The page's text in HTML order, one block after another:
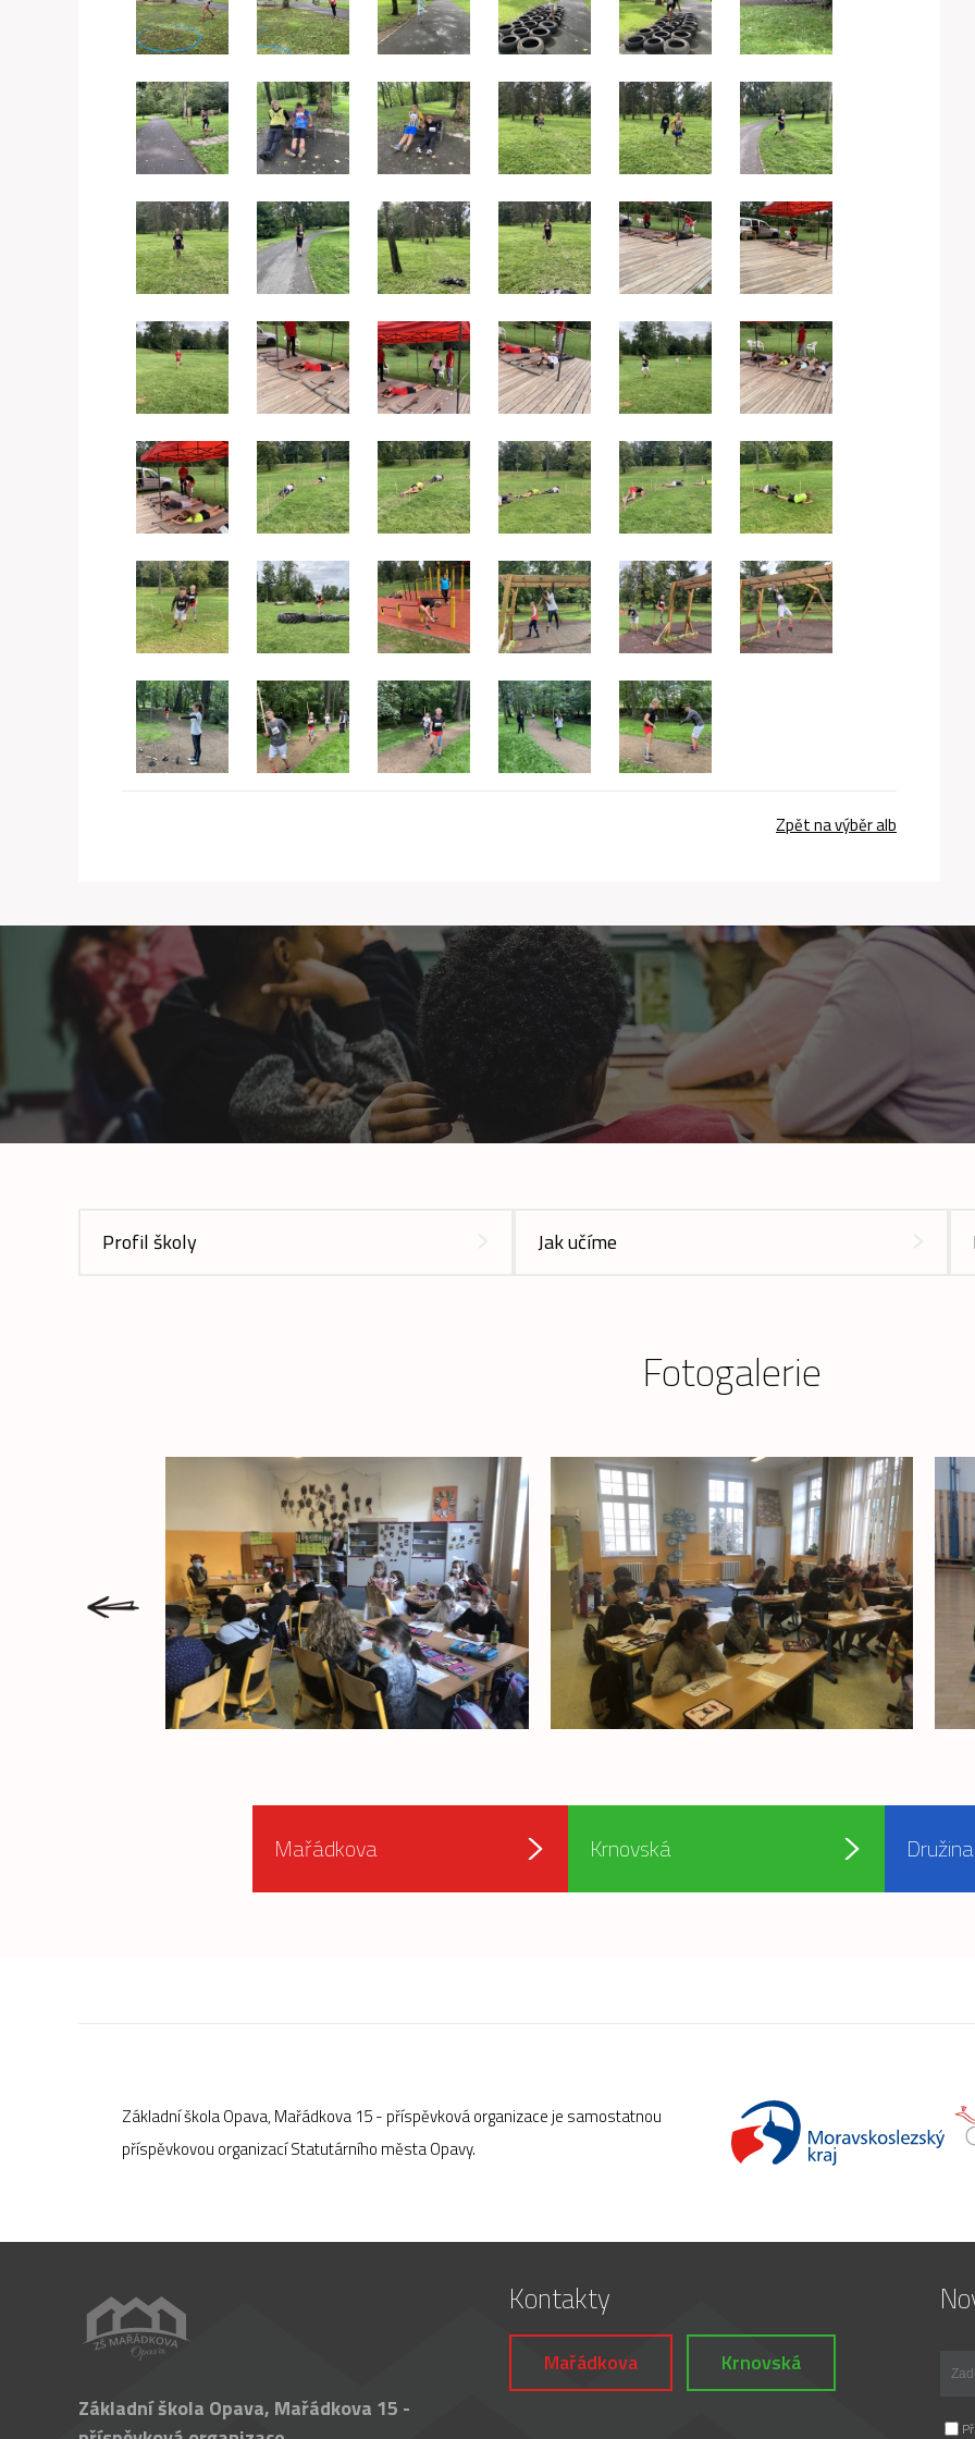
Zpět na výběr alb
Profil školy Jak učíme
Fotogalerie
Mařádkova Krnovská Družina
Základní škola Opava, Mařádkova 15 - příspěvková organizace je samostatnou
příspěvkovou organizací Statutárního města Opavy.
Základní škola Opava, Mařádkova 15 -
Kontakty
Mařádkova Krnovská